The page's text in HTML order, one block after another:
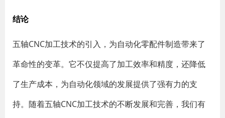
结论
五轴CNC加工技术的引入，为自动化零配件制造带来了
革命性的变革。它不仅提高了加工效率和精度，还降低
了生产成本，为自动化领域的发展提供了强有力的支
持。随着五轴CNC加工技术的不断发展和完善，我们有